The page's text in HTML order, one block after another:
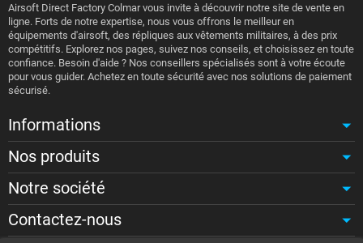
Airsoft Direct Factory Colmar vous invite à découvrir notre site de vente en
ligne. Forts de notre expertise, nous vous offrons le meilleur en
équipements d'airsoft, des répliques aux vêtements militaires, à des prix
compétitifs. Explorez nos pages, suivez nos conseils, et choisissez en toute
confiance. Besoin d'aide ? Nos conseillers spécialisés sont à votre écoute
pour vous guider. Achetez en toute sécurité avec nos solutions de paiement
sécurisé.
Informations
Nos produits
Notre société
Contactez-nous